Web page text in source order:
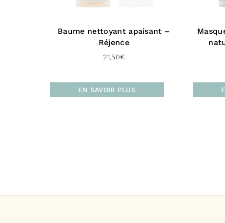
Baume nettoyant apaisant –
Réjence
21,50€
EN SAVOIR PLUS